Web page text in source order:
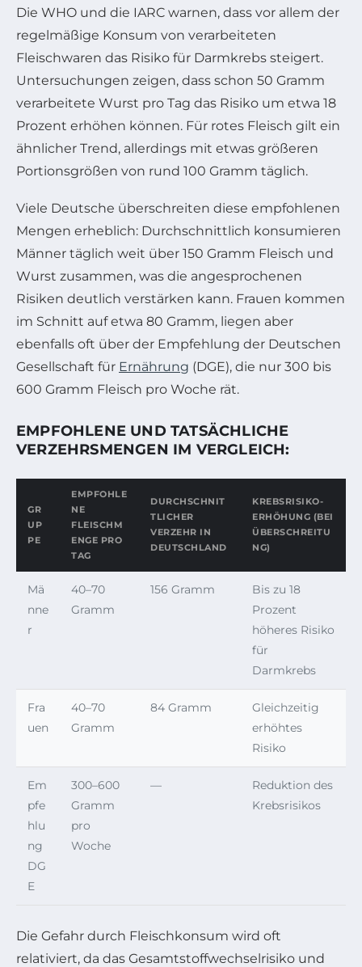
Die WHO und die IARC warnen, dass vor allem der
regelmäßige Konsum von verarbeiteten
Fleischwaren das Risiko für Darmkrebs steigert.
Untersuchungen zeigen, dass schon 50 Gramm
verarbeitete Wurst pro Tag das Risiko um etwa 18
Prozent erhöhen können. Für rotes Fleisch gilt ein
ähnlicher Trend, allerdings mit etwas größeren
Portionsgrößen von rund 100 Gramm täglich.
Viele Deutsche überschreiten diese empfohlenen
Mengen erheblich: Durchschnittlich konsumieren
Männer täglich weit über 150 Gramm Fleisch und
Wurst zusammen, was die angesprochenen
Risiken deutlich verstärken kann. Frauen kommen
im Schnitt auf etwa 80 Gramm, liegen aber
ebenfalls oft über der Empfehlung der Deutschen
Gesellschaft für Ernährung (DGE), die nur 300 bis
600 Gramm Fleisch pro Woche rät.
EMPFOHLENE UND TATSÄCHLICHE
VERZEHRSMENGEN IM VERGLEICH:
GR
UP
PE
EMPFOHLE
NE
FLEISCHM
ENGE PRO
TAG
DURCHSCHNIT
TLICHER
VERZEHR IN
DEUTSCHLAND
KREBSRISIKO-
ERHÖHUNG (BEI
ÜBERSCHREITU
NG)
Mä
nne
r
40–70
Gramm
156 Gramm
Bis zu 18
Prozent
höheres Risiko
für
Darmkrebs
Fra
uen
40–70
Gramm
84 Gramm
Gleichzeitig
erhöhtes
Risiko
Em
pfe
hlu
ng
DG
E
300–600
Gramm
pro
Woche
—
Reduktion des
Krebsrisikos
Die Gefahr durch Fleischkonsum wird oft
relativiert, da das Gesamtstoffwechselrisiko und